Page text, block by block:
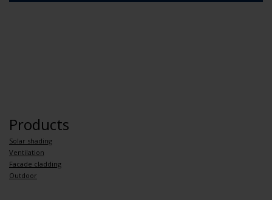
Products
Solar shading
Ventilation
Facade cladding
Outdoor